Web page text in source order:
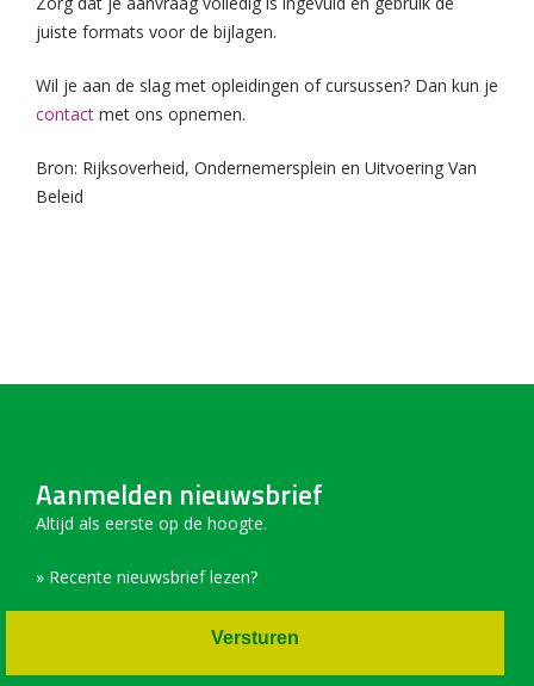
juiste formats voor de bijlagen.
Wil je aan de slag met opleidingen of cursussen? Dan kun je
contact met ons opnemen.
Bron: Rijksoverheid, Ondernemersplein en Uitvoering Van
Beleid
Aanmelden nieuwsbrief
Altijd als eerste op de hoogte.
» Recente nieuwsbrief lezen?
Versturen